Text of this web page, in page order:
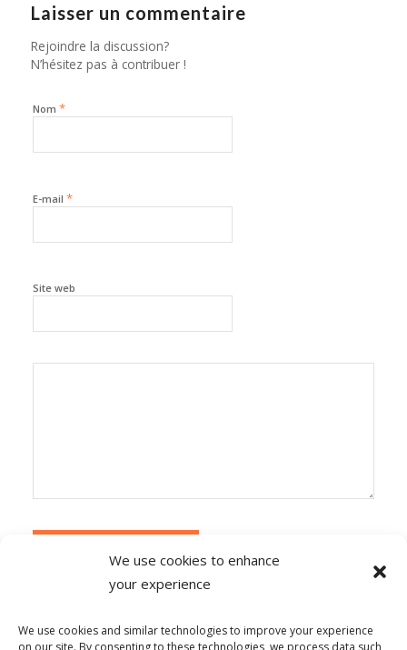
We use cookies to enhance
your experience
We use cookies and similar technologies to improve your experience
on our site. By consenting to these technologies, we process data such
Laisser un commentaire
Rejoindre la discussion?
N’hésitez pas à contribuer !
Nom *
E-mail *
Site web
Ce site utilise Akismet pour réduire les
données de vos commentaires sont traitées.